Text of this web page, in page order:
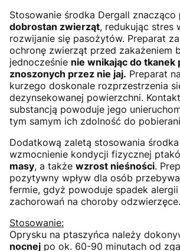
Stosowanie środka Dergall znacząco
dobrostan zwierząt, redukując stres
rozwijanie się pasożytów. Preparat
ochronę zwierząt przed zakażeniem
jednocześnie nie wnikając do tkanek
znoszonych przez nie jaj. Preparat
kurzego doskonale rozprzestrzenia
dezynsekowanej powierzchni.
substancją powoduje jego
tym samym ich zdolność do
Dodatkową zaletą stosowania
wzmocnienie kondycji fizycznej
masy, a także wzrost nieśności.
pozytywny wpływ dla osób
fermie, gdyż powoduje spadek
zachorowań na choroby odzwierzęce.
Stosowanie:
Oprysku na ptaszyńca należy
nocnej po ok. 60-90 minutach od